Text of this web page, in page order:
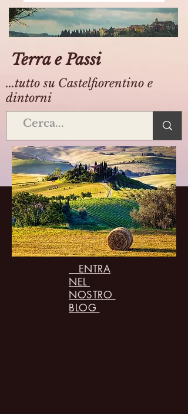
Terra e Passi
...tutto su Castelfiorentino e
dintorni
ENTRA
NEL
NOSTRO
BLOG